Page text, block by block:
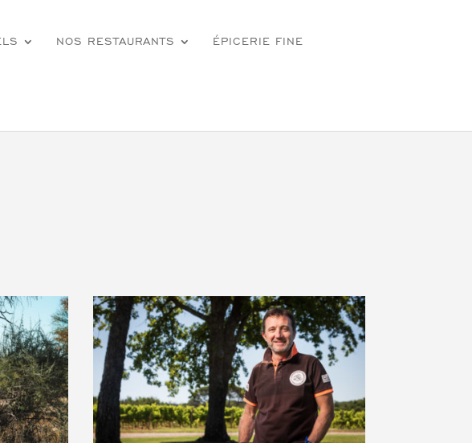
NOS RESTAURANTS ÉPICERIE FINE